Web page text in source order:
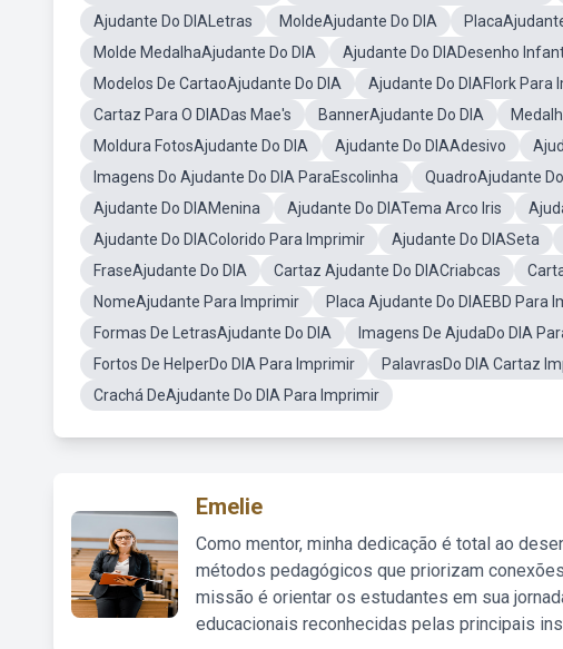
Ajudante Do DIALetras
MoldeAjudante Do DIA
Molde MedalhaAjudante Do DIA
Ajudante Do DIADesenho
Modelos De CartaoAjudante Do DIA
Ajudante Do DIAFlork Para
Cartaz Para O DIADas Mae's
BannerAjudante Do DIA
Moldura FotosAjudante Do DIA
Ajudante Do DIAAdesivo
Imagens Do Ajudante Do DIA ParaEscolinha
QuadroAjudante
Ajudante Do DIAMenina
Ajudante Do DIATema Arco Iris
Ajudante Do DIAColorido Para Imprimir
Ajudante Do DIASeta
FraseAjudante Do DIA
Cartaz Ajudante Do DIACriabcas
NomeAjudante Para Imprimir
Placa Ajudante Do DIAEBD Para
Formas De LetrasAjudante Do DIA
Imagens De AjudaDo DIA
Fortos De HelperDo DIA Para Imprimir
PalavrasDo DIA Cartaz
Crachá DeAjudante Do DIA Para Imprimir
Emelie
Como mentor, minha dedicação é total ao
métodos pedagógicos que priorizam
missão é orientar os estudantes em sua
educacionais reconhecidas pelas principais